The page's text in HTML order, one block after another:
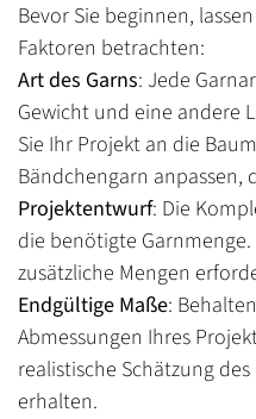
Bevor Sie beginnen,
Faktoren betrachten:
Art des Garns: Jede
Gewicht und eine andere
Sie Ihr Projekt an die
Bändchengarn anpassen,
Projektentwurf: Die
die benötigte
zusätzliche Mengen
Endgültige Maße:
Abmessungen Ihres
realistische Schätzung
erhalten.